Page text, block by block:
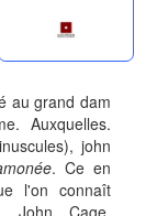
au grand dam
Auxquelles.
john
. Ce en
l'on connaît
John Cage.